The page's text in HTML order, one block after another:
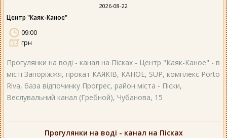
2026-08-22
Центр "Каяк-Каное"
09:00
грн
Прогулянки на воді - канал на Пісках - Центр "Каяк-Каное" - в
місті Запоріжжя, прокат КАЯКІВ, КАНОЕ, SUP, комплекс Porto
Riva, база відпочинку Прогрес, район міста - Піски,
Веслувальний канал (Гребной), Чубанова, 15
Прогулянки на воді - канал на Пісках